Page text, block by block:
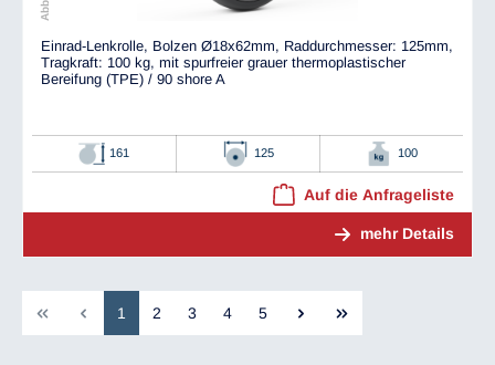
Einrad-Lenkrolle, Bolzen Ø18x62mm, Raddurchmesser: 125mm,
Tragkraft: 100 kg, mit spurfreier grauer thermoplastischer
Bereifung (TPE) / 90 shore A
161 125 100
Auf die Anfrageliste
mehr Details
1 2 3 4 5